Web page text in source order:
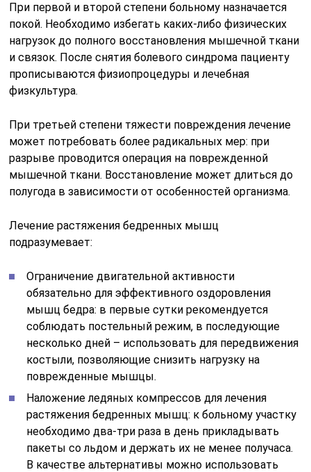
При первой и второй степени больному назначается
покой. Необходимо избегать каких-либо физических
нагрузок до полного восстановления мышечной ткани
и связок. После снятия болевого синдрома пациенту
прописываются физиопроцедуры и лечебная
физкультура.
При третьей степени тяжести повреждения лечение
может потребовать более радикальных мер: при
разрыве проводится операция на поврежденной
мышечной ткани. Восстановление может длиться до
полугода в зависимости от особенностей организма.
Лечение растяжения бедренных мышц
подразумевает:
Ограничение двигательной активности
обязательно для эффективного оздоровления
мышц бедра: в первые сутки рекомендуется
соблюдать постельный режим, в последующие
несколько дней – использовать для передвижения
костыли, позволяющие снизить нагрузку на
поврежденные мышцы.
Наложение ледяных компрессов для лечения
растяжения бедренных мышц: к больному участку
необходимо два-три раза в день прикладывать
пакеты со льдом и держать их не менее получаса.
В качестве альтернативы можно использовать